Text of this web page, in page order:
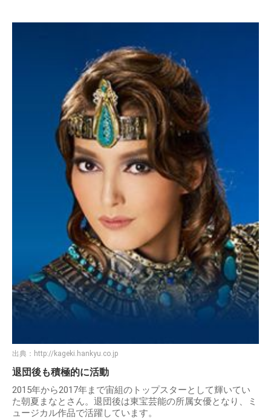
出典： http://kageki.hankyu.co.jp
退団後も積極的に活動
2015年から2017年まで宙組のトップスターとして輝いてい
た朝夏まなとさん。退団後は東宝芸能の所属女優となり、ミ
ュージカル作品で活躍しています。